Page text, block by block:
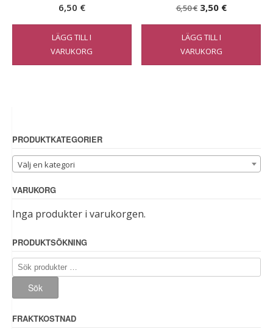
6,50 €
LÄGG TILL I
VARUKORG
6,50€ Det
ursprungliga
priset
var:
3,50 €Det
nuvarande
LÄGG TILL I
VARUKORG
PRODUKTKATEGORIER
Välj en kategori
VARUKORG
Inga produkter i varukorgen.
PRODUKTSÖKNING
Sök
efter:
Sök
FRAKTKOSTNAD